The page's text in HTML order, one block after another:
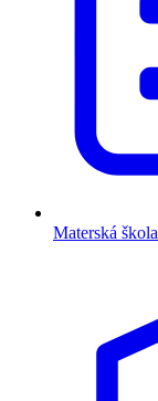
Materská škola